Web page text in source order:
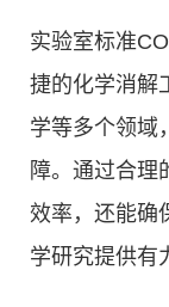
实验室标准
捷的化学消解
学等多个领域
障。通过合理
效率，还能确
学研究提供有